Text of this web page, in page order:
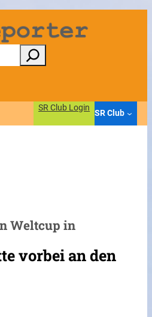
SR Club Login
SR Club
Weltcup in
vorbei an den